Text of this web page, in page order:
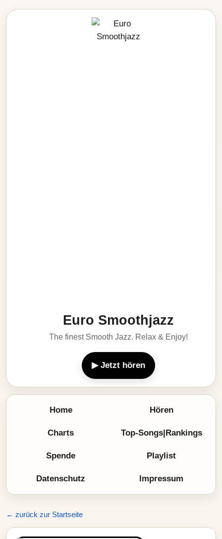
Euro Smoothjazz
The finest Smooth Jazz. Relax & Enjoy!
▶ Jetzt hören
Home Hören
Charts Top-Songs|Rankings
Spende Playlist
Datenschutz Impressum
← zurück zur Startseite